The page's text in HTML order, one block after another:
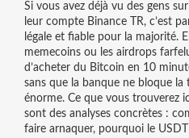
Si vous avez déjà vu des gens
leur compte Binance TR, c’est
légale et fiable pour la majorité.
memecoins ou les airdrops
d’acheter du Bitcoin en 10
sans que la banque ne bloque la
énorme. Ce que vous trouverez
sont des analyses concrètes :
faire arnaquer, pourquoi le